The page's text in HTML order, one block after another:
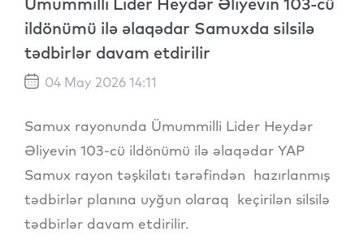
ildönümü ilə əlaqədar Samuxda silsilə
tədbirlər davam etdirilir
04 May 2026 14:11
Samux rayonunda Ümummilli Lider Heydər
Əliyevin 103-cü ildönümü ilə əlaqədar YAP
Samux rayon təşkilatı tərəfindən hazırlanmış
tədbirlər planına uyğun olaraq keçirilən silsilə
tədbirlər davam etdirilir.